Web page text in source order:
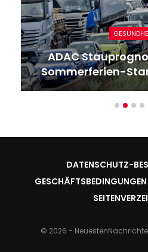
ADAC
Sommerferien-
DATENSCHUTZ-
GESCHÄFTSBEDINGUNGEN
© 2026 -